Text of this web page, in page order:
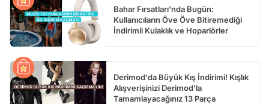
Bahar Fırsatları'nda Bugün:
Kullanıcıların Öve Öve Bitiremediği
İndirimli Kulaklık ve Hoparlörler
Derimod'da Büyük Kış İndirimi! Kışlık
Alışverişinizi Derimod'la
Tamamlayacağınız 13 Parça